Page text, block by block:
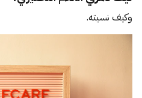
وكيف نسيته.